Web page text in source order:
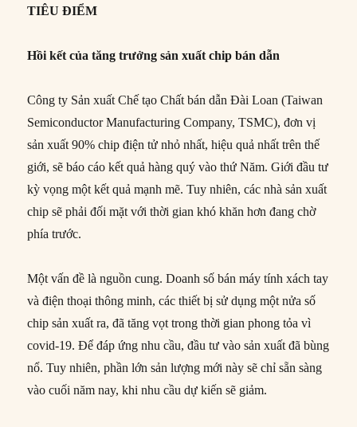
TIÊU ĐIỂM
Hồi kết của tăng trưởng sản xuất chip bán dẫn
Công ty Sản xuất Chế tạo Chất bán dẫn Đài Loan (Taiwan
Semiconductor Manufacturing Company, TSMC), đơn vị
sản xuất 90% chip điện tử nhỏ nhất, hiệu quả nhất trên thế
giới, sẽ báo cáo kết quả hàng quý vào thứ Năm. Giới đầu tư
kỳ vọng một kết quả mạnh mẽ. Tuy nhiên, các nhà sản xuất
chip sẽ phải đối mặt với thời gian khó khăn hơn đang chờ
phía trước.
Một vấn đề là nguồn cung. Doanh số bán máy tính xách tay
và điện thoại thông minh, các thiết bị sử dụng một nửa số
chip sản xuất ra, đã tăng vọt trong thời gian phong tỏa vì
covid-19. Để đáp ứng nhu cầu, đầu tư vào sản xuất đã bùng
nổ. Tuy nhiên, phần lớn sản lượng mới này sẽ chỉ sẵn sàng
vào cuối năm nay, khi nhu cầu dự kiến sẽ giảm.